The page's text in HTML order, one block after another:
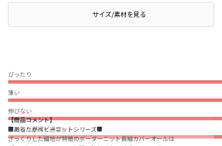
ぴったり
薄い
伸びない
普段着（通園・通学）
サイズ/素材を見る
【商品コメント】
■あったかベビーニットシリーズ■
ざっくりした編地が特徴のボーダーニット長袖カバーオールは